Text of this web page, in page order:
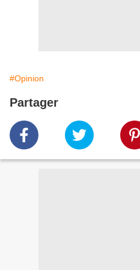
#Opinion
Partager